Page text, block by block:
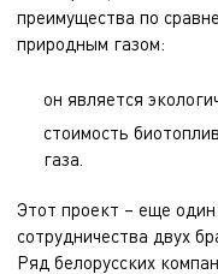
преимущества по
природным газом:
он является
стоимость
газа.
Этот проект – еще
сотрудничества двух
Ряд белорусских